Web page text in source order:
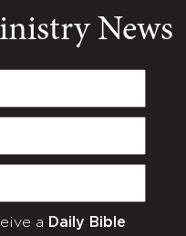
News
a Daily Bible